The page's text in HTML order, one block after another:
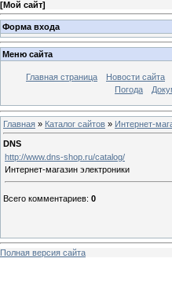
[Мой сайт]
Форма входа
Меню сайта
Главная страница Новости сайта
Погода
Главная » Каталог сайтов » Интернет-
DNS
http://www.dns-shop.ru/catalog/
Интернет-магазин электроники
Всего комментариев: 0
Полная версия сайта